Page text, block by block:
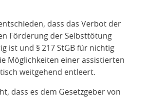
dass das Verbot der
Förderung der Selbsttötung
ist und § 217 StGB für nichtig
Möglichkeiten einer assistierten
weitgehend entleert.
dass es dem Gesetzgeber von